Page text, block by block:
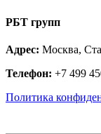
РБТ групп
Адрес: Москва,
Телефон: +7 499
Политика